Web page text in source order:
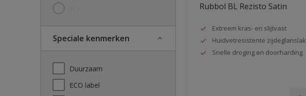
Speciale kenmerken
Duurzaam
ECO label
Rubbol BL Rezisto Satin
Extreem kras- en slijtvast
Huidvetresistente zijdeglanslak
Snelle droging en doorharding